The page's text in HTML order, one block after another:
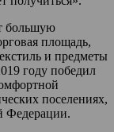
большую
площадь,
и предметы
году победил
поселениях,
Федерации.